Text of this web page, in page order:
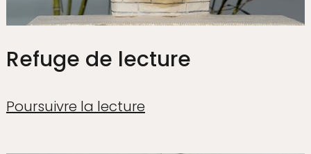
Refuge de lecture
Poursuivre la lecture